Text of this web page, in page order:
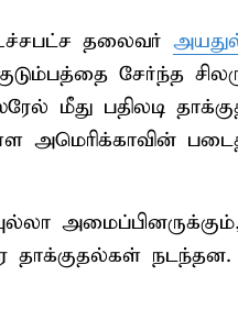
தலைவர்
சேர்ந்த
மீது பதிலடி
அமெரிக்காவின்
தாக்குதல்கள் நடந்தன.